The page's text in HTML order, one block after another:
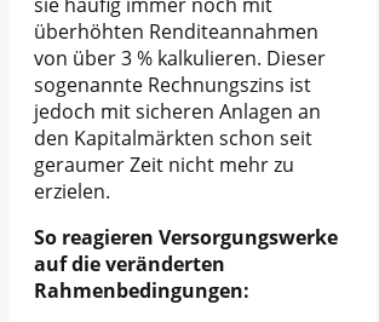
überhöhten Renditeannahmen
von über 3 % kalkulieren. Dieser
sogenannte Rechnungszins ist
jedoch mit sicheren Anlagen an
den Kapitalmärkten schon seit
geraumer Zeit nicht mehr zu
erzielen.
So reagieren Versorgungswerke
auf die veränderten
Rahmenbedingungen: